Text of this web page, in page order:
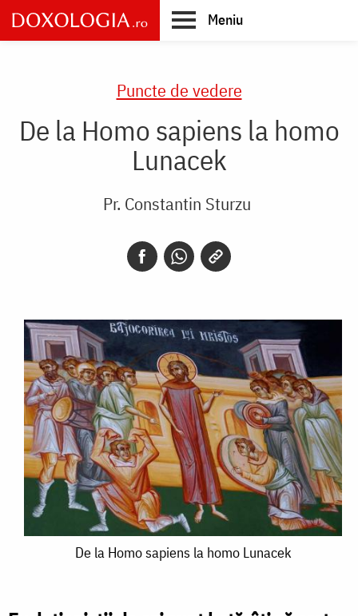
Skip
to
main
Meniu
Puncte de vedere
De la Homo sapiens la homo
Lunacek
Pr. Constantin Sturzu
Homo
De la Homo sapiens la homo Lunacek